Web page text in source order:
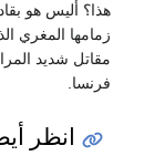
هذا؟ أليس هو
زمامها المغري
فرنسا.
انظر